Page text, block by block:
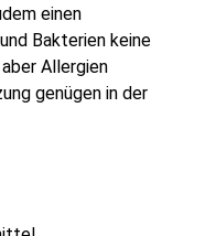
einen
Bakterien keine
Allergien
genügen in der